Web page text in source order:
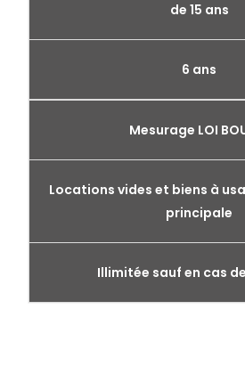
de 15 ans
6 ans
Mesurage LOI
Locations vides et biens à
principale
Illimitée sauf en cas